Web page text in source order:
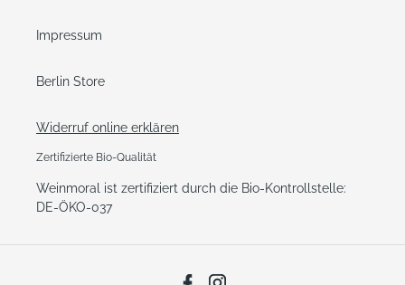
Impressum
Berlin Store
Widerruf online erklären
Zertifizierte Bio-Qualität
Weinmoral ist zertifiziert durch die Bio-Kontrollstelle:
DE-ÖKO-037
Facebook